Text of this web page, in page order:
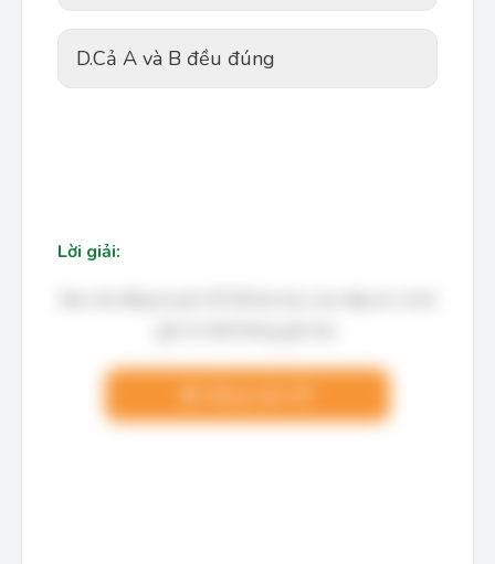
D.Cả A và B đều đúng
Lời giải: